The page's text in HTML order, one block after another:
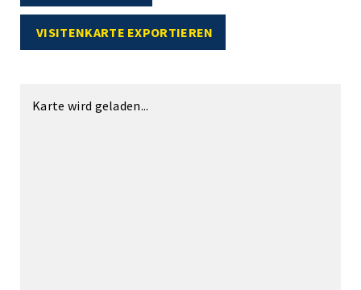
VISITENKARTE EXPORTIEREN
Karte wird geladen...